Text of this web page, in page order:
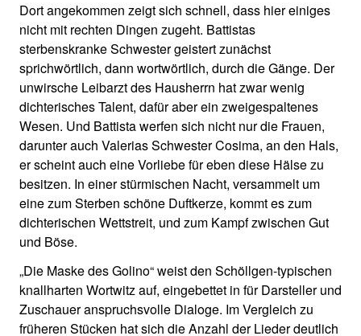
Dort angekommen zeigt sich schnell, dass hier einiges
nicht mit rechten Dingen zugeht. Battistas
sterbenskranke Schwester geistert zunächst
sprichwörtlich, dann wortwörtlich, durch die Gänge. Der
unwirsche Leibarzt des Hausherrn hat zwar wenig
dichterisches Talent, dafür aber ein zweigespaltenes
Wesen. Und Battista werfen sich nicht nur die Frauen,
darunter auch Valerias Schwester Cosima, an den Hals,
er scheint auch eine Vorliebe für eben diese Hälse zu
besitzen. In einer stürmischen Nacht, versammelt um
eine zum Sterben schöne Duftkerze, kommt es zum
dichterischen Wettstreit, und zum Kampf zwischen Gut
und Böse.
„Die Maske des Golino“ weist den Schöllgen-typischen
knallharten Wortwitz auf, eingebettet in für Darsteller und
Zuschauer anspruchsvolle Dialoge. Im Vergleich zu
früheren Stücken hat sich die Anzahl der Lieder deutlich